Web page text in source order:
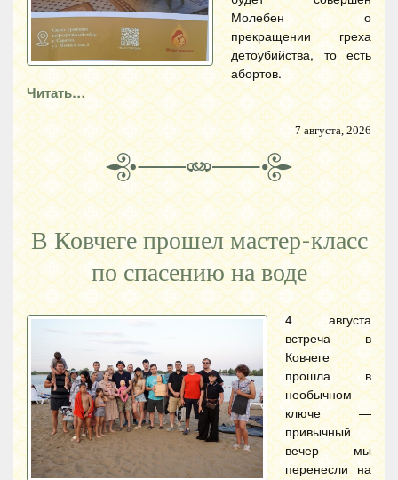
Молебен о
прекращении греха
детоубийства, то есть
абортов.
Читать…
7 августа, 2026
В Ковчеге прошел мастер-класс
по спасению на воде
4 августа
встреча в
Ковчеге
прошла в
необычном
ключе —
привычный
вечер мы
перенесли на